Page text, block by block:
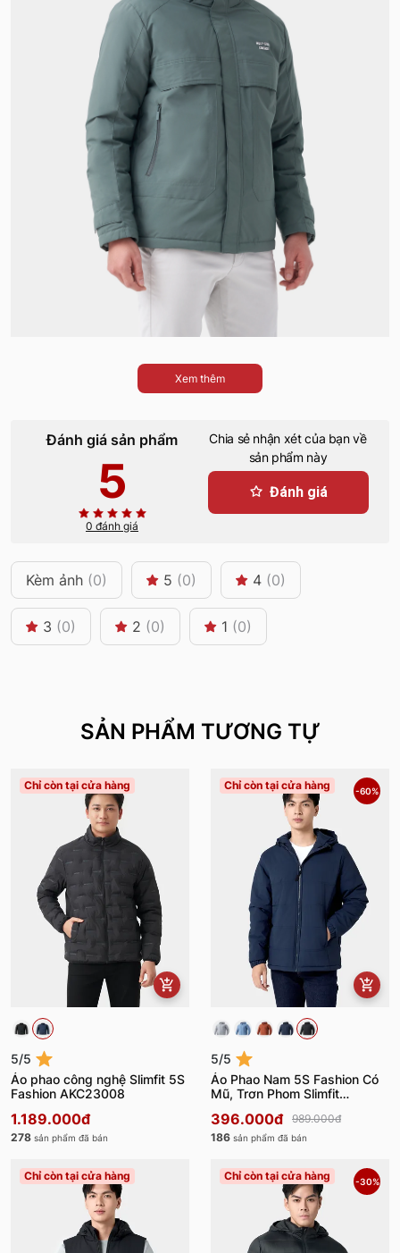
Xem thêm
Đánh giá sản phẩm
5
0 đánh giá
Chia sẻ nhận xét của bạn về
sản phẩm này
Đánh giá
Kèm ảnh (0) 5 (0) 4 (0)
3 (0) 2 (0) 1 (0)
SẢN PHẨM TƯƠNG TỰ
Chỉ còn tại cửa hàng
5/5
Áo phao công nghệ Slimfit 5S
Fashion AKC23008
1.189.000đ
278 sản phẩm đã bán
Chỉ còn tại cửa hàng -60%
5/5
Áo Phao Nam 5S Fashion Có
Mũ, Trơn Phom Slimfit
396.000đ
989.000đ
186 sản phẩm đã bán
Chỉ còn tại cửa hàng Chỉ còn tại cửa hàng -30%